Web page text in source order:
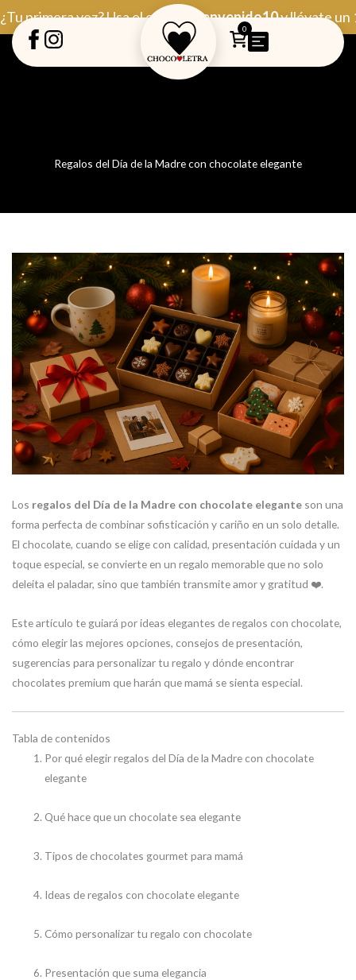
al
contenido
¿Tu primera vez? Usa el código Bienvenido10y llévate un
0
Regalos del Día de la Madre con chocolate elegante
Los regalos del Día de la Madre con chocolate elegante son una
forma perfecta de combinar sofisticación y cariño en un solo detalle.
El chocolate, cuando se elige con calidad, presentación cuidada y un
toque especial, se convierte en un regalo memorable que no solo
deleita el paladar, sino que también transmite amor y gratitud ❤️.
Este artículo te guiará por ideas elegantes de regalos con chocolate,
cómo elegir las mejores opciones, consejos de presentación,
sugerencias para personalizar tu regalo y dónde encontrar
chocolates premium que harán que mamá se sienta especial.
Tabla de contenidos
Por qué elegir regalos del Día de la Madre con chocolate
elegante
Qué hace que un chocolate sea elegante
Tipos de chocolates gourmet para mamá
Ideas de regalos con chocolate elegante
Cómo personalizar tu regalo con chocolate
Presentación que suma elegancia